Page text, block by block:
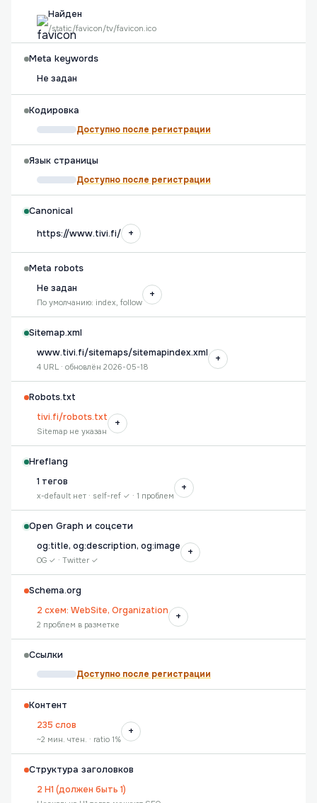
Найден
/static/favicon/tv/favicon.ico
Meta keywords
Не задан
Кодировка
Доступно после регистрации
Язык страницы
Доступно после регистрации
Canonical
https://www.tivi.fi/
+
Meta robots
Не задан
По умолчанию: index, follow
+
Sitemap.xml
www.tivi.fi/sitemaps/sitemapindex.xml
4 URL · обновлён 2026-05-18
+
Robots.txt
tivi.fi/robots.txt
Sitemap не указан
+
Hreflang
1 тегов
x-default нет · self-ref ✓ · 1 проблем
+
Open Graph и соцсети
og:title, og:description, og:image
OG ✓ · Twitter ✓
+
Schema.org
2 схем: WebSite, Organization
2 проблем в разметке
+
Ссылки
Доступно после регистрации
Контент
235 слов
~2 мин. чтен. · ratio 1%
+
Структура заголовков
2 H1 (должен быть 1)